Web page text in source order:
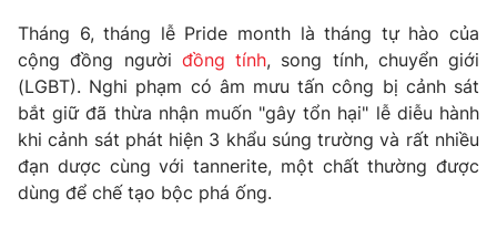
Câu chuyện quốc tế
Thị trường
Góc doanh nghiệp
Dữ liệu và đời sống
Truyền hình
Phim VTV
Hậu trường
Giải trí
Điện ảnh
Tháng 6, tháng lễ Pride month là tháng tự hào của
cộng đồng người đồng tính, song tính, chuyển giới
(LGBT). Nghi phạm có âm mưu tấn công bị cảnh sát
bắt giữ đã thừa nhận muốn "gây tổn hại" lễ diễu hành
khi cảnh sát phát hiện 3 khẩu súng trường và rất nhiều
đạn dược cùng với tannerite, một chất thường được
dùng để chế tạo bộc phá ống.